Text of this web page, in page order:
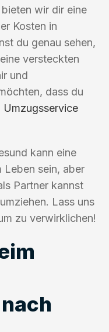
wir dir eine
Kosten in
du genau sehen,
versteckten
und
dass du
Umzugsservice
kann eine
Leben sein, aber
Partner kannst
Lass uns
zu verwirklichen!